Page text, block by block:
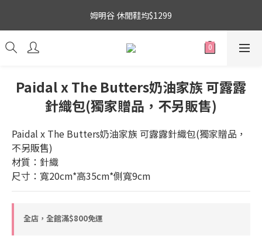
吉伊卡哇 新品上市88折+滿件贈零錢包(隨機)
姆明谷 休閒鞋均$1299
15
1
0
4
3
4
3
2
1
0
9
8
5
4
3
1
分
5
4
0
8
7
3
2
1
Paidal x The Butters奶油家族 可露露
針織包(獨家贈品，不另販售)
Paidal x The Butters奶油家族 可露露針織包(獨家贈品，
不另販售)
材質：針織
尺寸：寬20cm*高35cm*側寬9cm
全店，全館滿$800免運